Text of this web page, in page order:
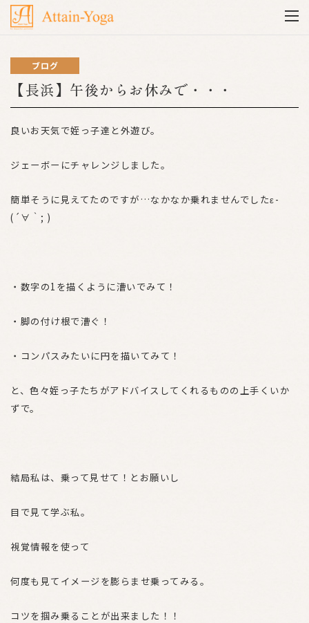
ブログ
【長浜】午後からお休みで・・・
良いお天気で姪っ子達と外遊び。
ジェーボーにチャレンジしました。
簡単そうに見えてたのですが…なかなか乗れませんでしたε-
(´∀｀; )
・数字の1を描くように漕いでみて！
・脚の付け根で漕ぐ！
・コンパスみたいに円を描いてみて！
と、色々姪っ子たちがアドバイスしてくれるものの上手くいか
ずで。
結局私は、乗って見せて！とお願いし
目で見て学ぶ私。
視覚情報を使って
何度も見てイメージを膨らませ乗ってみる。
コツを掴み乗ることが出来ました！！